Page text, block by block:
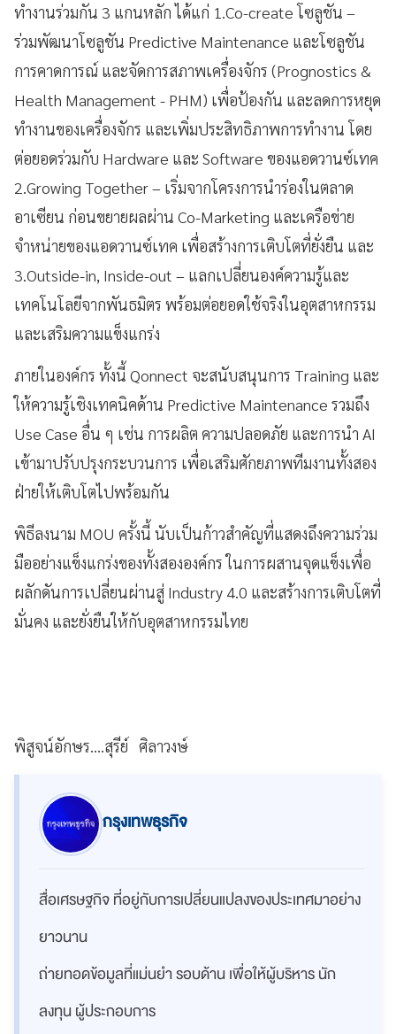
ทำงานร่วมกัน 3 แกนหลัก ได้แก่ 1.Co-create โซลูชัน –
ร่วมพัฒนาโซลูชัน Predictive Maintenance และโซลูชัน
การคาดการณ์ และจัดการสภาพเครื่องจักร (Prognostics &
Health Management - PHM) เพื่อป้องกัน และลดการหยุด
ทำงานของเครื่องจักร และเพิ่มประสิทธิภาพการทำงาน โดย
ต่อยอดร่วมกับ Hardware และ Software ของแอดวานซ์เทค
2.Growing Together – เริ่มจากโครงการนำร่องในตลาด
อาเซียน ก่อนขยายผลผ่าน Co-Marketing และเครือข่าย
จำหน่ายของแอดวานซ์เทค เพื่อสร้างการเติบโตที่ยั่งยืน และ
3.Outside-in, Inside-out – แลกเปลี่ยนองค์ความรู้และ
เทคโนโลยีจากพันธมิตร พร้อมต่อยอดใช้จริงในอุตสาหกรรม
และเสริมความแข็งแกร่ง
ภายในองค์กร ทั้งนี้ Qonnect จะสนับสนุนการ Training และ
ให้ความรู้เชิงเทคนิคด้าน Predictive Maintenance รวมถึง
Use Case อื่น ๆ เช่น การผลิต ความปลอดภัย และการนำ AI
เข้ามาปรับปรุงกระบวนการ เพื่อเสริมศักยภาพทีมงานทั้งสอง
ฝ่ายให้เติบโตไปพร้อมกัน
พิธีลงนาม MOU ครั้งนี้ นับเป็นก้าวสำคัญที่แสดงถึงความร่วม
มืออย่างแข็งแกร่งของทั้งสององค์กร ในการผสานจุดแข็งเพื่อ
ผลักดันการเปลี่ยนผ่านสู่ Industry 4.0 และสร้างการเติบโตที่
มั่นคง และยั่งยืนให้กับอุตสาหกรรมไทย
พิสูจน์อักษร....สุรีย์ ศิลาวงษ์
กรุงเทพธุรกิจ
สื่อเศรษฐกิจ ที่อยู่กับการเปลี่ยนแปลงของประเทศมาอย่าง
ยาวนาน
ถ่ายทอดข้อมูลที่แม่นยำ รอบด้าน เพื่อให้ผู้บริหาร นัก
ลงทุน ผู้ประกอบการ